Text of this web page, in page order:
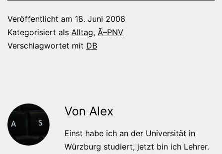
Veröffentlicht am 18. Juni 2008
Kategorisiert als Alltag, Ã–PNV
Verschlagwortet mit DB
Von Alex
Einst habe ich an der Universität in
Würzburg studiert, jetzt bin ich Lehrer.